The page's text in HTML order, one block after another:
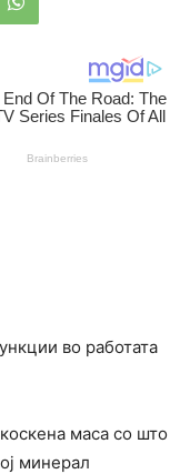
во работата
маса со што
минерал